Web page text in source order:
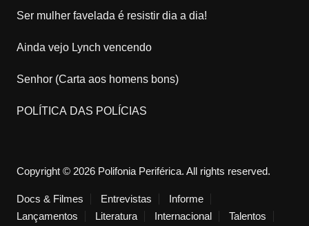
Ser mulher favelada é resistir dia a dia!
Ainda vejo Lynch vencendo
Senhor (Carta aos homens bons)
POLÍTICA DAS POLÍCIAS
Copyright © 2026 Polifonia Periférica. All rights reserved.
Docs & Filmes Entrevistas
Informe
Lançamentos
Literatura Internacional Talentos